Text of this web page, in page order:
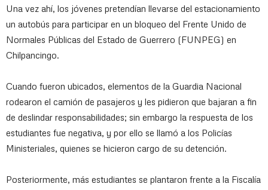
Una vez ahí, los jóvenes pretendían llevarse del estacionamiento
un autobús para participar en un bloqueo del Frente Unido de
Normales Públicas del Estado de Guerrero (FUNPEG) en
Chilpancingo.
Cuando fueron ubicados, elementos de la Guardia Nacional
rodearon el camión de pasajeros y les pidieron que bajaran a fin
de deslindar responsabilidades; sin embargo la respuesta de los
estudiantes fue negativa, y por ello se llamó a los Policías
Ministeriales, quienes se hicieron cargo de su detención.
Posteriormente, más estudiantes se plantaron frente a la Fiscalía